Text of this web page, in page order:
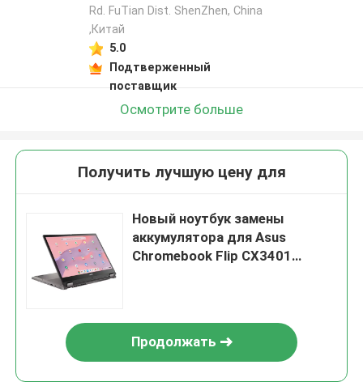
Rd. FuTian Dist. ShenZhen, China
,Китай
5.0
Подтверженный
поставщик
Осмотрите больше
Получить лучшую цену для
Новый ноутбук замены
аккумулятора для Asus
Chromebook Flip CX3401
Продолжать